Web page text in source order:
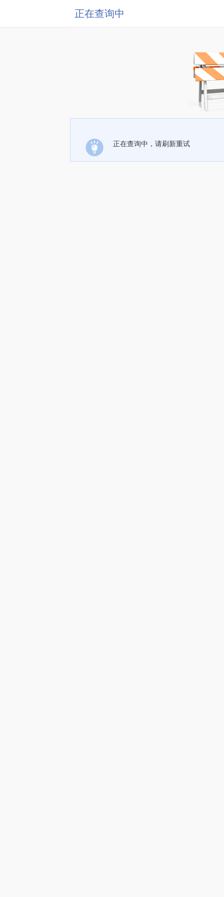
正在查询中
正在查询中，请刷新重试